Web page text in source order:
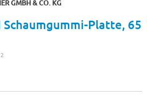
GMBH & CO. KG
Platte, 65